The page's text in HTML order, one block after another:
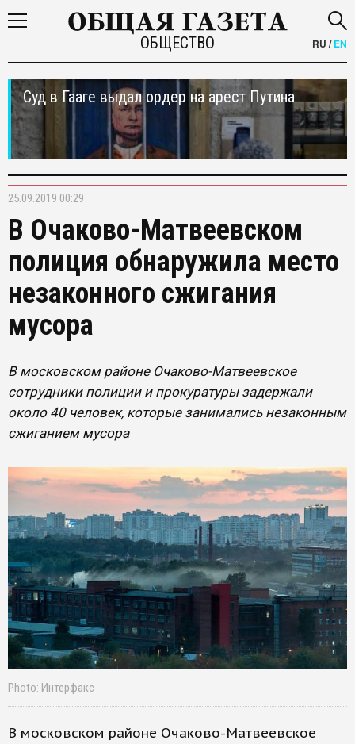
ОБЩЕСТВО RU /EN
Суд в Гааге выдал ордер на арест Путина
25.09.2019 00:29
В Очаково-Матвеевском
полиция обнаружила место
незаконного сжигания
мусора
В московском районе Очаково-Матвеевское
сотрудники полиции и прокуратуры задержали
около 40 человек, которые занимались незаконным
сжиганием мусора
Photo: Интерфакс
В московском районе Очаково-Матвеевское